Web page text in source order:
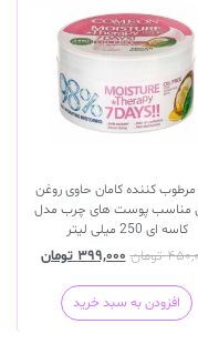
کننده کامان حاوی روغن
مناسب پوست های چرب مدل
کاسه ای 250 میلی لیتر
تومان ۳۹۹,۰۰۰ تومان
افزودن به سبد خرید